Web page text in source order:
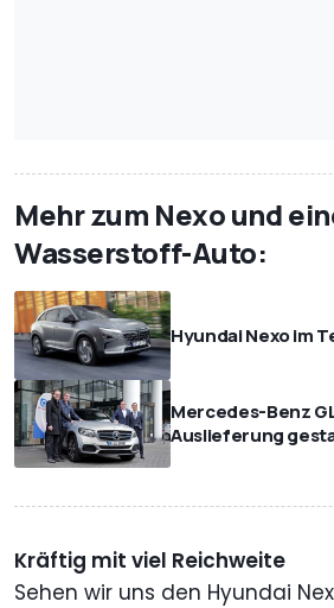
Mehr zum Nexo und
Wasserstoff-Auto:
Hyundai Nexo im
Mercedes-Benz
Auslieferung
Kräftig mit viel Reichweite
Sehen wir uns den Hyundai